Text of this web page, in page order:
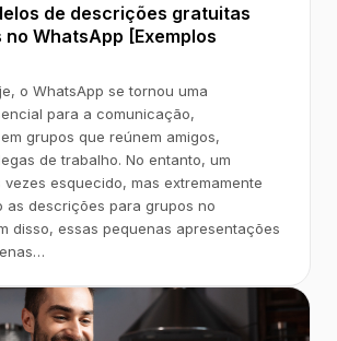
de descrições gratuitas
WhatsApp [Exemplos
o WhatsApp se tornou uma
para a comunicação,
grupos que reúnem amigos,
de trabalho. No entanto, um
vezes esquecido, mas extremamente
as descrições para grupos no
disso, essas pequenas apresentações